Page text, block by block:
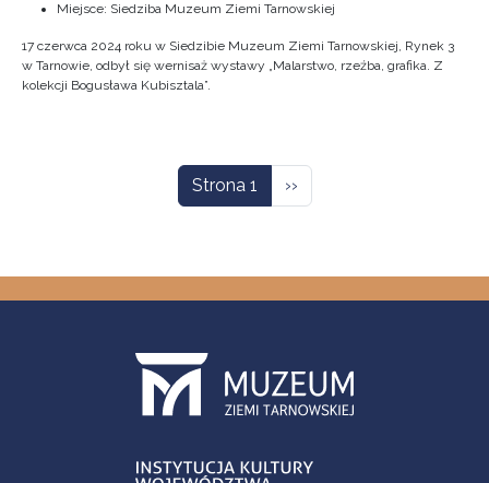
Miejsce: Siedziba Muzeum Ziemi Tarnowskiej
17 czerwca 2024 roku w Siedzibie Muzeum Ziemi Tarnowskiej, Rynek 3
w Tarnowie, odbył się wernisaż wystawy „Malarstwo, rzeźba, grafika. Z
kolekcji Bogusława Kubisztala”.
Strona 1 Następna strona
››